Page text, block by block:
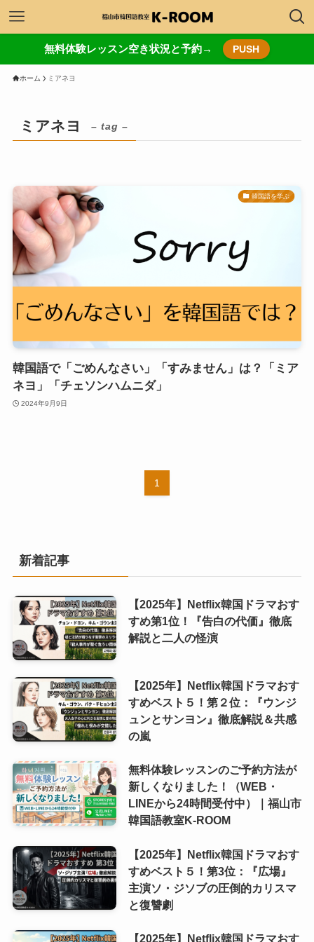
無料体験レッスン空き状況と予約→ PUSH
ホーム ミアネヨ
ミアネヨ – tag –
韓国語を学ぶ
韓国語で「ごめんなさい」「すみません」は？「ミア
ネヨ」「チェソンハムニダ」
2024年9月9日
1
新着記事
【2025年】Netflix韓国ドラマおす
すめ第1位！『告白の代価』徹底
解説と二人の怪演
【2025年】Netflix韓国ドラマおす
すめベスト５！第２位：『ウンジ
ュンとサンヨン』徹底解説＆共感
の嵐
無料体験レッスンのご予約方法が
新しくなりました！（WEB・
LINEから24時間受付中）｜福山市
韓国語教室K-ROOM
【2025年】Netflix韓国ドラマおす
すめベスト５！第3位：『広場』
主演ソ・ジソブの圧倒的カリスマ
と復讐劇
【2025年】Netflix韓国ドラマおす